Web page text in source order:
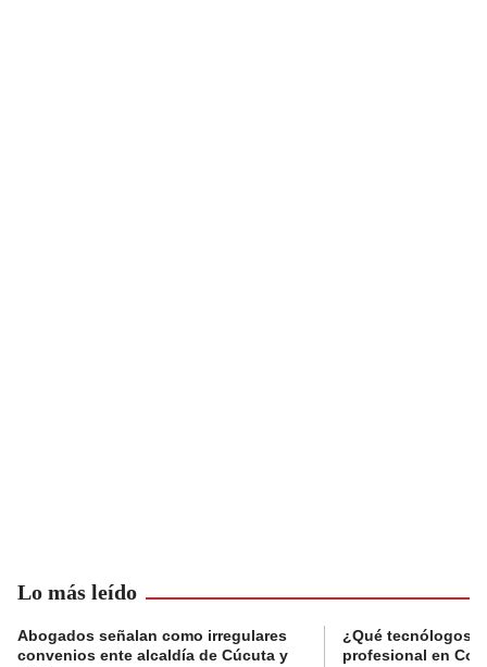
Lo más leído
Abogados señalan como irregulares
convenios ente alcaldía de Cúcuta y
¿Qué tecnólogos
profesional en